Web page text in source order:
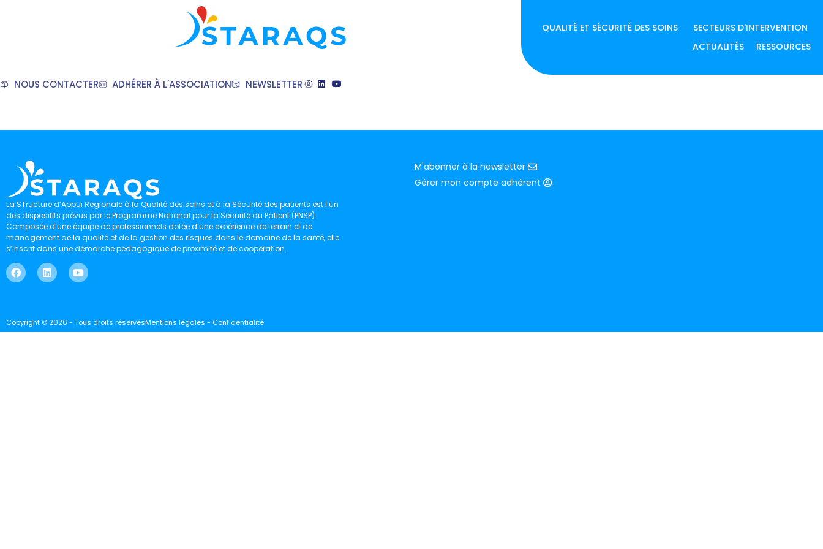
QUALITÉ ET SÉCURITÉ DES SOINS
SECTEURS D'INTERVENTION
ACTUALITÉS
RESSOURCES
NOUS CONTACTER ADHÉRER À L'ASSOCIATION NEWSLETTER
La STructure d’Appui Régionale à la Qualité des soins et à la Sécurité des patients est l’un
des dispositifs prévus par le Programme National pour la Sécurité du Patient (PNSP).
Composée d’une équipe de professionnels dotée d’une expérience de terrain et de
management de la qualité et de la gestion des risques dans le domaine de la santé, elle
s’inscrit dans une démarche pédagogique de proximité et de coopération.
M'abonner à la newsletter
Gérer mon compte adhérent
Copyright © 2026 - Tous droits réservésMentions légales - Confidentialité